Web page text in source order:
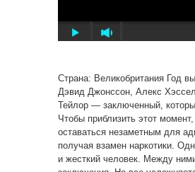
Страна: Великобритания Год
Дэвид Джонссон, Алекс
Тейлор — заключенный,
Чтобы приблизить этот
оставаться незаметным для
получая взамен наркотики.
и жесткий человек. Между